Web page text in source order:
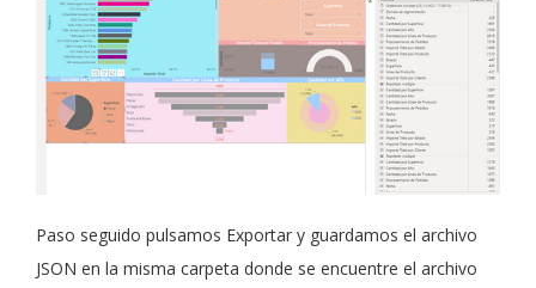
Paso seguido pulsamos Exportar y guardamos el archivo
JSON en la misma carpeta donde se encuentre el archivo